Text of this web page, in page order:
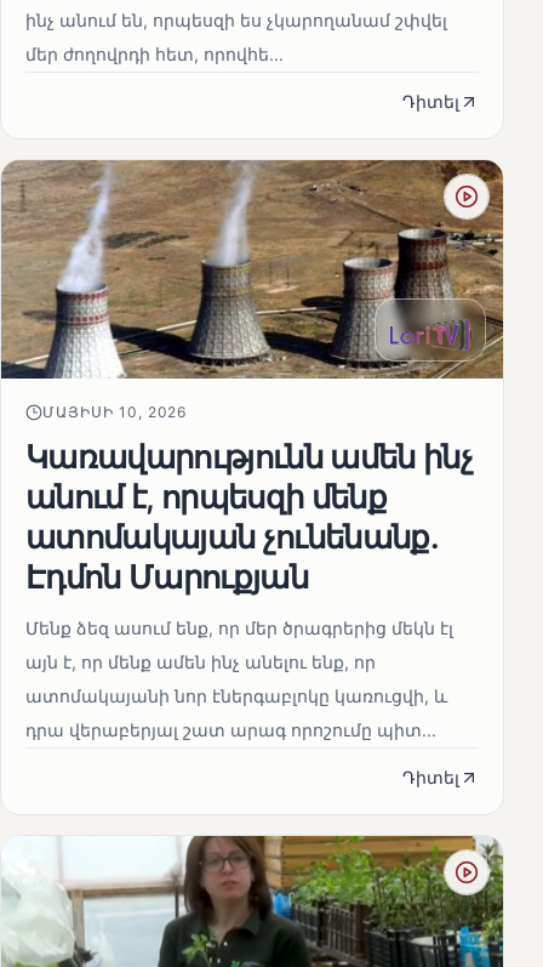
ինչ անում են, որպեսզի ես չկարողանամ շփվել
մեր ժողովրդի հետ, որովհե...
Դիտել
ՄԱՅԻՍԻ 10, 2026
Կառավարությունն ամեն ինչ
անում է, որպեսզի մենք
ատոմակայան չունենանք․
Էդմոն Մարուքյան
Մենք ձեզ ասում ենք, որ մեր ծրագրերից մեկն էլ
այն է, որ մենք ամեն ինչ անելու ենք, որ
ատոմակայանի նոր էներգաբլոկը կառուցվի, և
դրա վերաբերյալ շատ արագ որոշումը պիտ...
Դիտել